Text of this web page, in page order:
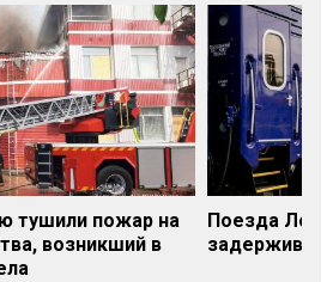
тушили пожар на
возникший в
Поезда